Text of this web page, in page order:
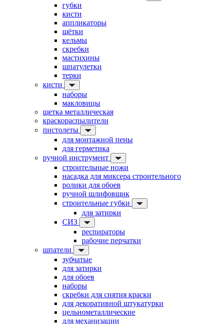
губки
кисти
аппликаторы
щётки
кельмы
скребки
мастихины
шпатулетки
терки
кисти
наборы
макловицы
щетка металлическая
краскораспылители
пистолеты
для монтажной пены
для герметика
ручной инструмент
строительные ножи
насадка для миксера строительного
ролики для обоев
ручной шлифовщик
строительные губки
для затирки
СИЗ
респираторы
рабочие перчатки
шпатели
зубчатые
для затирки
для обоев
наборы
скребки для снятия краски
для декоративной штукатурки
цельнометаллические
для механизации